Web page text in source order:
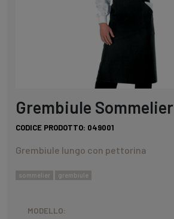
Grembiule Sommelier
CODICE PRODOTTO: 049001
Grembiule lungo con pettorina
sommelier grembiule
MODELLO: